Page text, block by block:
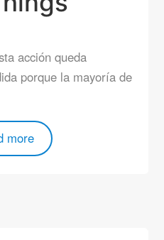
acción queda
porque la mayoría de
more